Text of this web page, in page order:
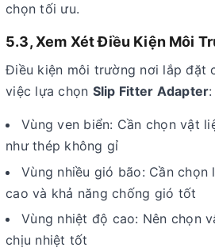
chọn tối ưu.
5.3, Xem Xét Điều Kiện Môi
Điều kiện môi trường nơi lắp đặt
việc lựa chọn Slip Fitter Adapter:
Vùng ven biển: Cần chọn vật
như thép không gỉ
Vùng nhiều gió bão: Cần
cao và khả năng chống gió tốt
Vùng nhiệt độ cao: Nên chọn
chịu nhiệt tốt